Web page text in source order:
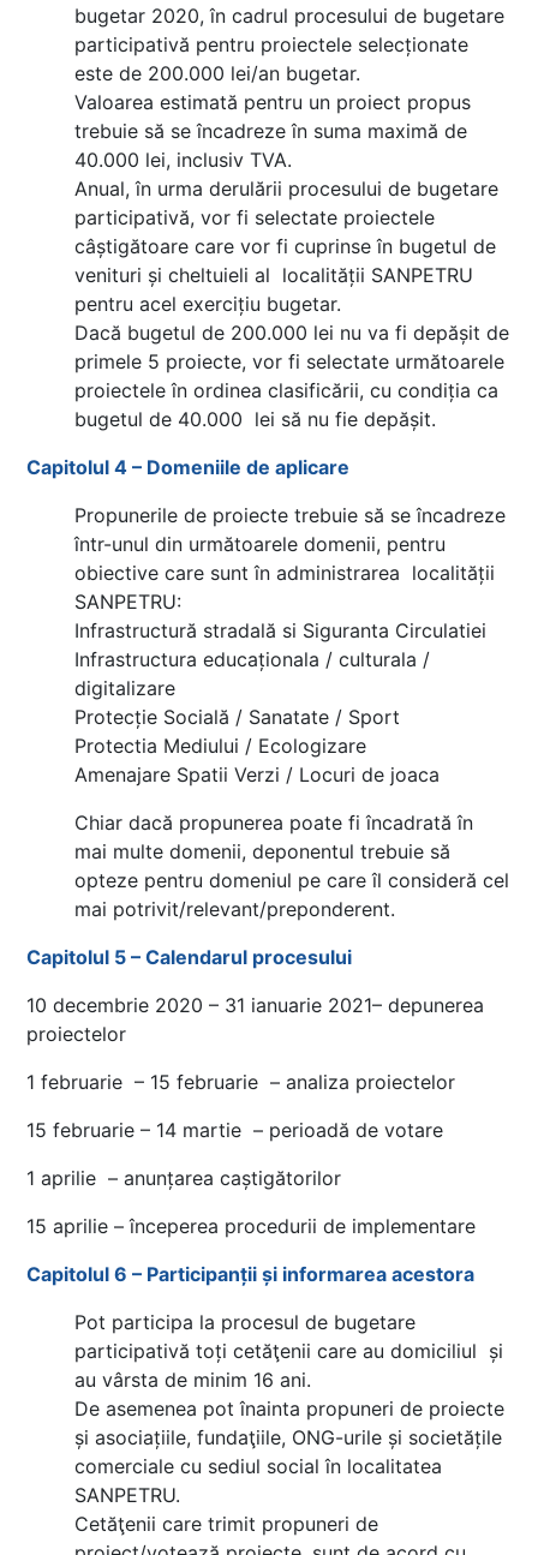
bugetar 2020, în cadrul procesului de bugetare
participativă pentru proiectele selecționate
este de 200.000 lei/an bugetar.
Valoarea estimată pentru un proiect propus
trebuie să se încadreze în suma maximă de
40.000 lei, inclusiv TVA.
Anual, în urma derulării procesului de bugetare
participativă, vor fi selectate proiectele
câștigătoare care vor fi cuprinse în bugetul de
venituri și cheltuieli al localității SANPETRU
pentru acel exercițiu bugetar.
Dacă bugetul de 200.000 lei nu va fi depășit de
primele 5 proiecte, vor fi selectate următoarele
proiectele în ordinea clasificării, cu condiția ca
bugetul de 40.000 lei să nu fie depășit.
Capitolul 4 – Domeniile de aplicare
Propunerile de proiecte trebuie să se încadreze
într-unul din următoarele domenii, pentru
obiective care sunt în administrarea localității
SANPETRU:
Infrastructură stradală si Siguranta Circulatiei
Infrastructura educaționala / culturala /
digitalizare
Protecție Socială / Sanatate / Sport
Protectia Mediului / Ecologizare
Amenajare Spatii Verzi / Locuri de joaca
Chiar dacă propunerea poate fi încadrată în
mai multe domenii, deponentul trebuie să
opteze pentru domeniul pe care îl consideră cel
mai potrivit/relevant/preponderent.
Capitolul 5 – Calendarul procesului
10 decembrie 2020 – 31 ianuarie 2021– depunerea
proiectelor
1 februarie – 15 februarie – analiza proiectelor
15 februarie – 14 martie – perioadă de votare
1 aprilie – anunțarea caștigătorilor
15 aprilie – începerea procedurii de implementare
Capitolul 6 – Participanții și informarea acestora
Pot participa la procesul de bugetare
participativă toți cetăţenii care au domiciliul și
au vârsta de minim 16 ani.
De asemenea pot înainta propuneri de proiecte
și asociațiile, fundaţiile, ONG-urile și societățile
comerciale cu sediul social în localitatea
SANPETRU.
Cetăţenii care trimit propuneri de